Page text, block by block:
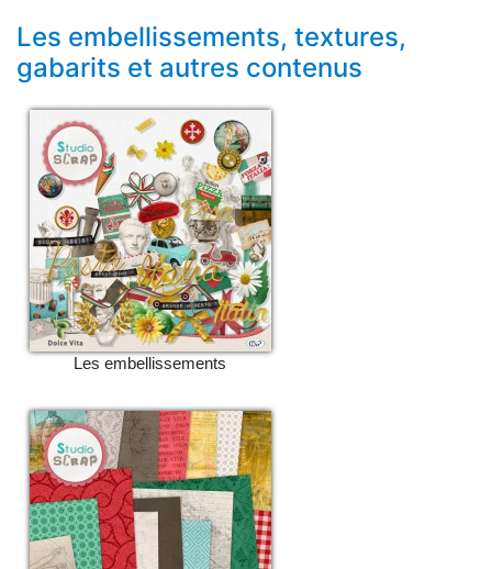
Les embellissements, textures,
gabarits et autres contenus
Les embellissements